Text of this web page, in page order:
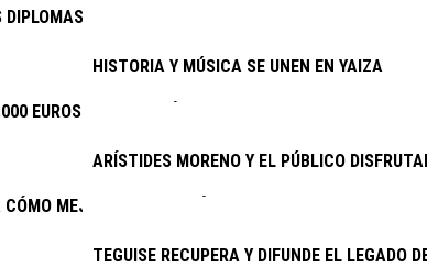
DE LA ESCUELA DE CUIDADOS
EUROS LA INVERSIÓN EN PLANES DE EMPLEO
MEJORAR EL PRONÓSTICO DEL TRASPLANTE
HISTORIA Y MÚSICA SE UNEN EN YAIZA
ARÍSTIDES MORENO Y EL PÚBLICO
TEGUISE RECUPERA Y DIFUNDE EL